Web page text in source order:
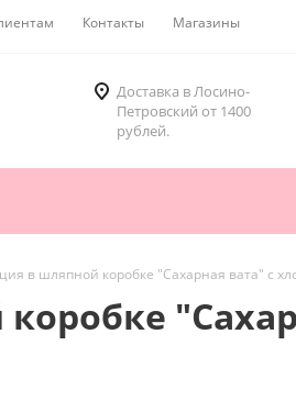
Контакты Магазины
Доставка в Лосино-
Петровский от 1400
рублей.
в шляпной коробке "Сахарная вата" с